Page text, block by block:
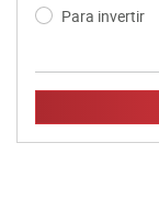
Para invertir